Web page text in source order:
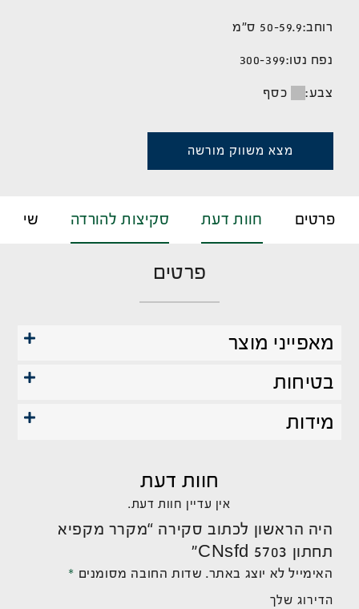
רוחב:50-59.9 ס"מ
נפח נטו:300-399
צבע: כסף
מצא משווק מורשה
פרטים חוות דעת סקיצות להורדה
פרטים
מאפייני מוצר
בטיחות
מידות
חוות דעת
אין עדיין חוות דעת.
היה הראשון לכתוב סקירה “מקרר מקפיא
תחתון CNsfd 5703”
האימייל לא יוצג באתר. שדות החובה מסומנים *
הדירוג שלך